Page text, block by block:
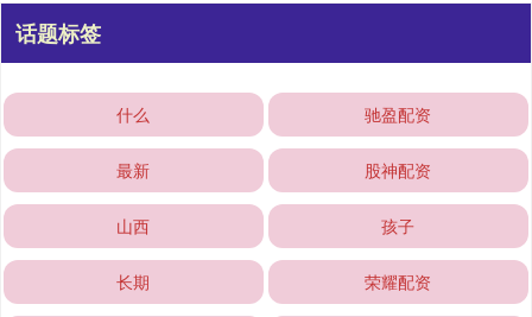
话题标签
什么 驰盈配资
最新 股神配资
山西 孩子
长期 荣耀配资